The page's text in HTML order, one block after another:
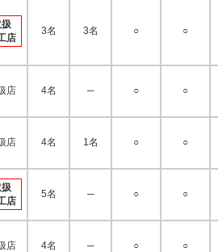
店
3名 3名 ○ ○
店 4名 ─ ○ ○
店 4名 1名 ○ ○
店
5名 ─ ○ ○
店 4名 ─ ○ ○